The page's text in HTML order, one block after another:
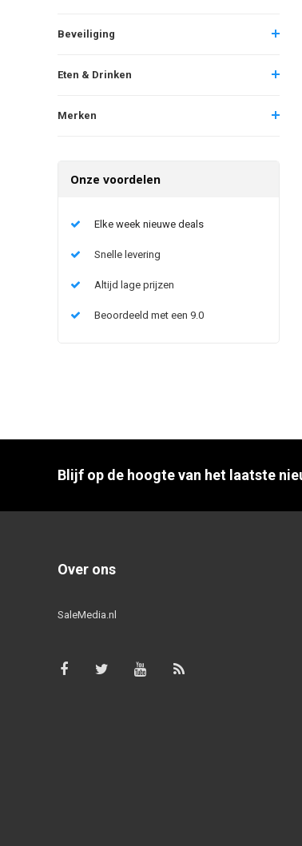
Beveiliging
Eten & Drinken
Merken
Onze voordelen
Elke week nieuwe deals
Snelle levering
Altijd lage prijzen
Beoordeeld met een 9.0
Blijf op de hoogte van het laatste
Over ons
SaleMedia.nl